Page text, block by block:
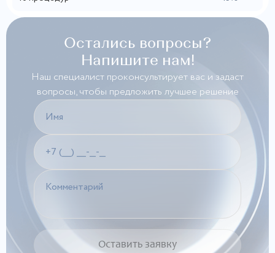
Остались вопросы?
Напишите нам!
Наш специалист проконсультирует вас и задаст
вопросы, чтобы предложить лучшее решение